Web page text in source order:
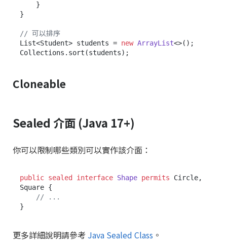
}
// 可以排序
List<Student> students = new ArrayList<>();
Cloneable
Sealed 介面 (Java 17+)
你可以限制哪些類別可以實作該介面：
public sealed interface Shape permits Circle,
Square {
// ...
更多詳細說明請參考 Java Sealed Class 。